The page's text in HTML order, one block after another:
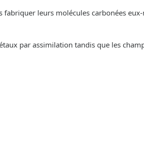
leurs molécules carbonées
par assimilation tandis que les